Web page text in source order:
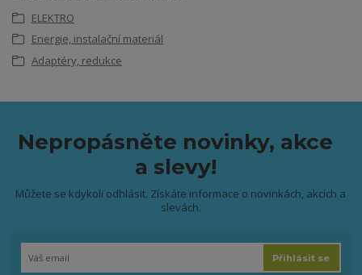
ELEKTRO
Energie, instalační materiál
Adaptéry, redukce
Nepropásněte novinky, akce
a slevy!
Můžete se kdykoli odhlásit. Získáte informace o novinkách, akcích a
slevách.
Přihlásit se